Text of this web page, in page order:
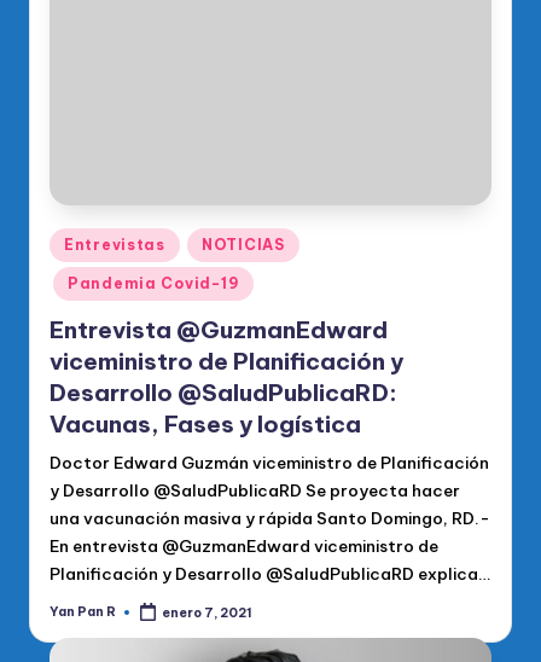
fi
ci
al
d
el
P
R
M
Publicado
en
Entrevistas NOTICIAS
Pandemia Covid-19
Entrevista @GuzmanEdward
viceministro de Planificación y
Desarrollo @SaludPublicaRD:
Vacunas, Fases y logística
Doctor Edward Guzmán viceministro de Planificación
y Desarrollo @SaludPublicaRD Se proyecta hacer
una vacunación masiva y rápida Santo Domingo, RD.-
En entrevista @GuzmanEdward viceministro de
Planificación y Desarrollo @SaludPublicaRD explica…
Publicado
Yan Pan R enero 7, 2021